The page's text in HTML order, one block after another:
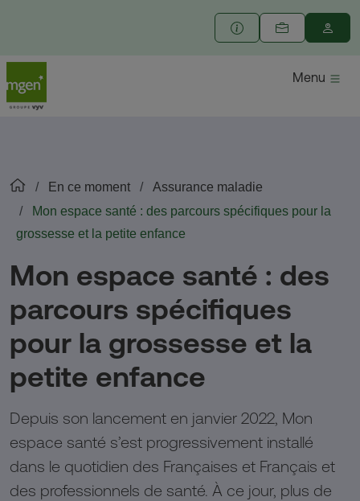
Menu
En ce moment
Assurance maladie
Mon espace santé : des parcours spécifiques pour la
grossesse et la petite enfance
Mon espace santé : des
parcours spécifiques
pour la grossesse et la
petite enfance
Depuis son lancement en janvier 2022, Mon
espace santé s’est progressivement installé
dans le quotidien des Françaises et Français et
des professionnels de santé. À ce jour, plus de